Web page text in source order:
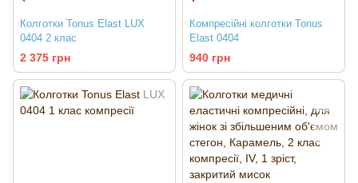
Колготки Tonus Elast LUX
0404 2 клас
2 375 грн
Компресійні колготки Tonus
Elast 0404
940 грн